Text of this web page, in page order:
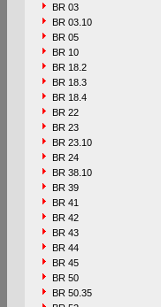
BR 03
BR 03.10
BR 05
BR 10
BR 18.2
BR 18.3
BR 18.4
BR 22
BR 23
BR 23.10
BR 24
BR 38.10
BR 39
BR 41
BR 42
BR 43
BR 44
BR 45
BR 50
BR 50.35